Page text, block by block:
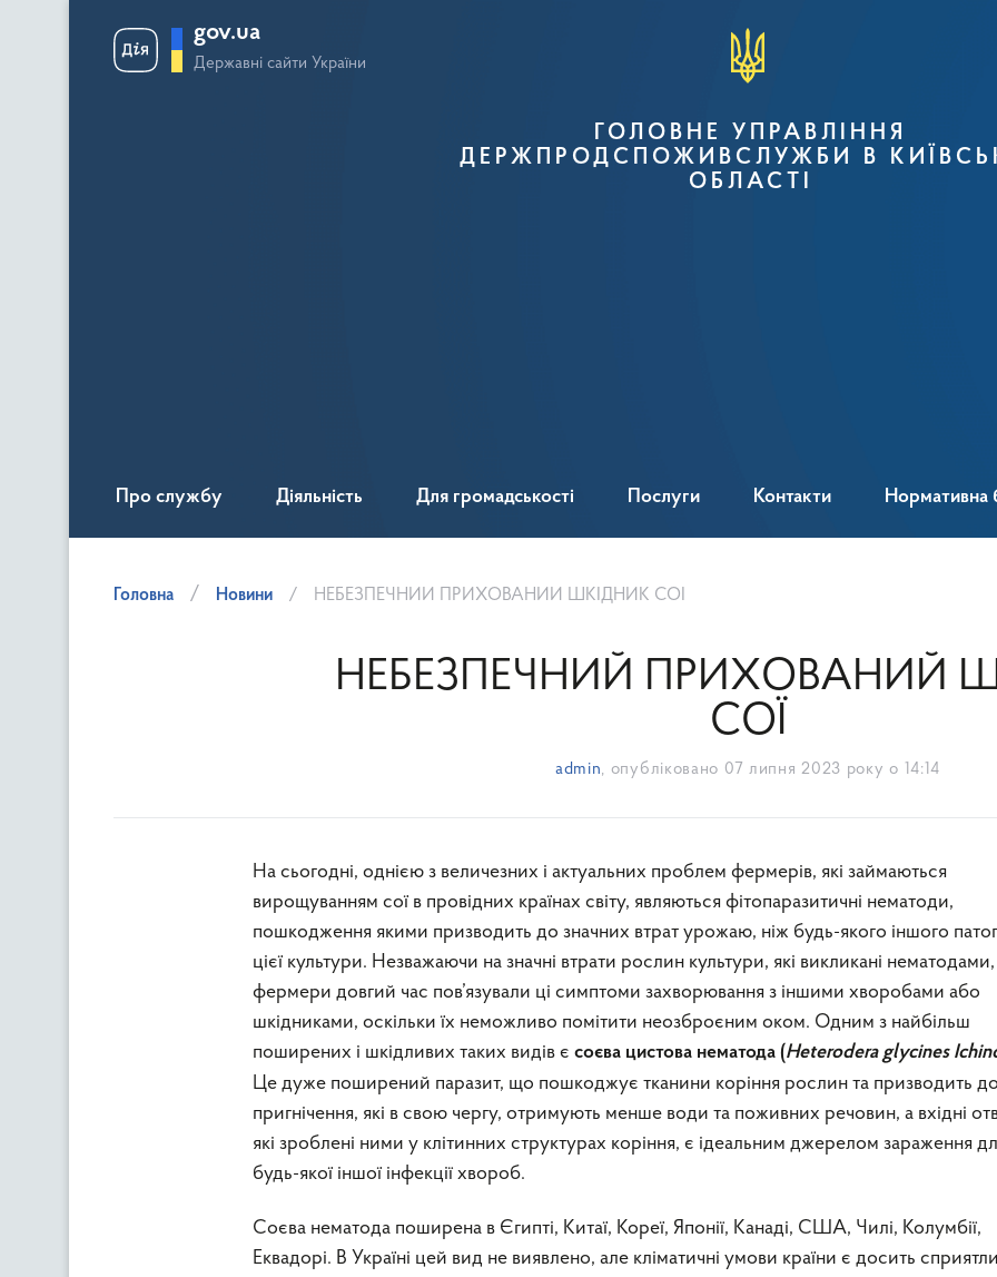
gov.ua
Державні сайти України
ГОЛОВНЕ УПРАВЛІННЯ
ДЕРЖПРОДСПОЖИВСЛУЖБИ В
ОБЛАСТІ
Про службу Діяльність Для громадськості Послуги Контакти Нормативна
Головна Новини НЕБЕЗПЕЧНИЙ ПРИХОВАНИЙ ШКІДНИК СОЇ
НЕБЕЗПЕЧНИЙ ПРИХОВАНИЙ
СОЇ
admin, опубліковано 07 липня 2023 року о 14:14
На сьогодні, однією з величезних і актуальних проблем фермерів, які займаються
вирощуванням сої в провідних країнах світу, являються фітопаразитичні нематоди,
пошкодження якими призводить до значних втрат урожаю, ніж будь-якого іншого
цієї культури. Незважаючи на значні втрати рослин культури, які викликані нематодами,
фермери довгий час пов’язували ці симптоми захворювання з іншими хворобами або
шкідниками, оскільки їх неможливо помітити неозброєним оком. Одним з найбільш
поширених і шкідливих таких видів є соєва цистова нематода (Heterodera glycines І
Це дуже поширений паразит, що пошкоджує тканини коріння рослин та призводить до
пригнічення, які в свою чергу, отримують менше води та поживних речовин, а вхідні
які зроблені ними у клітинних структурах коріння, є ідеальним джерелом зараження
будь-якої іншої інфекції хвороб.
Соєва нематода поширена в Єгипті, Китаї, Кореї, Японії, Канаді, США, Чилі, Колумбії,
Еквадорі. В Україні цей вид не виявлено, але кліматичні умови країни є досить